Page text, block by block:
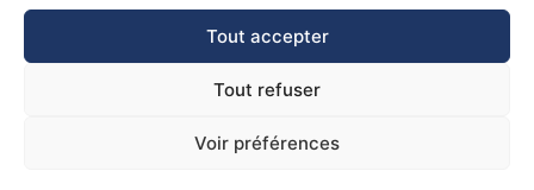
Tout accepter
Tout refuser
Voir préférences
Formulaire
de
contact
Draguignan
© Université de Toulon 2026Mentions légales - Crédits